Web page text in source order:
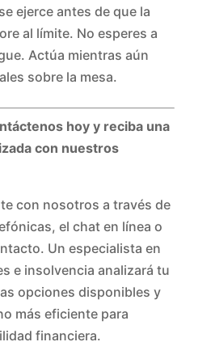
ejerce antes de que la
al límite. No esperes a
Actúa mientras aún
sobre la mesa.
hoy y reciba una
con nuestros
con nosotros a través de
el chat en línea o
Un especialista en
e insolvencia analizará tu
opciones disponibles y
más eficiente para
financiera.